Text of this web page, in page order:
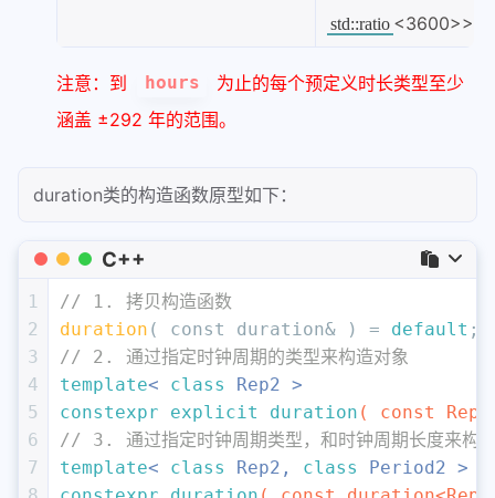
std::ratio <3600>>
注意：到 hours
为止的每个预定义时长类型至少
涵盖 ±292 年的范围。
duration类的构造函数原型如下：
C++
1
2
3
4
5
6
7
// 1. 拷贝构造函数
duration ( const duration& ) = default ;
// 2. 通过指定时钟周期的类型来构造对象
template< class
Rep2 >
constexpr
explicit duration ( const
// 3. 通过指定时钟周期类型，和时钟周期长度来构
template< class Rep2, class
Period2 >